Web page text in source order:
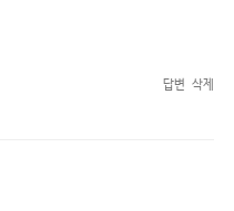
답변 삭제